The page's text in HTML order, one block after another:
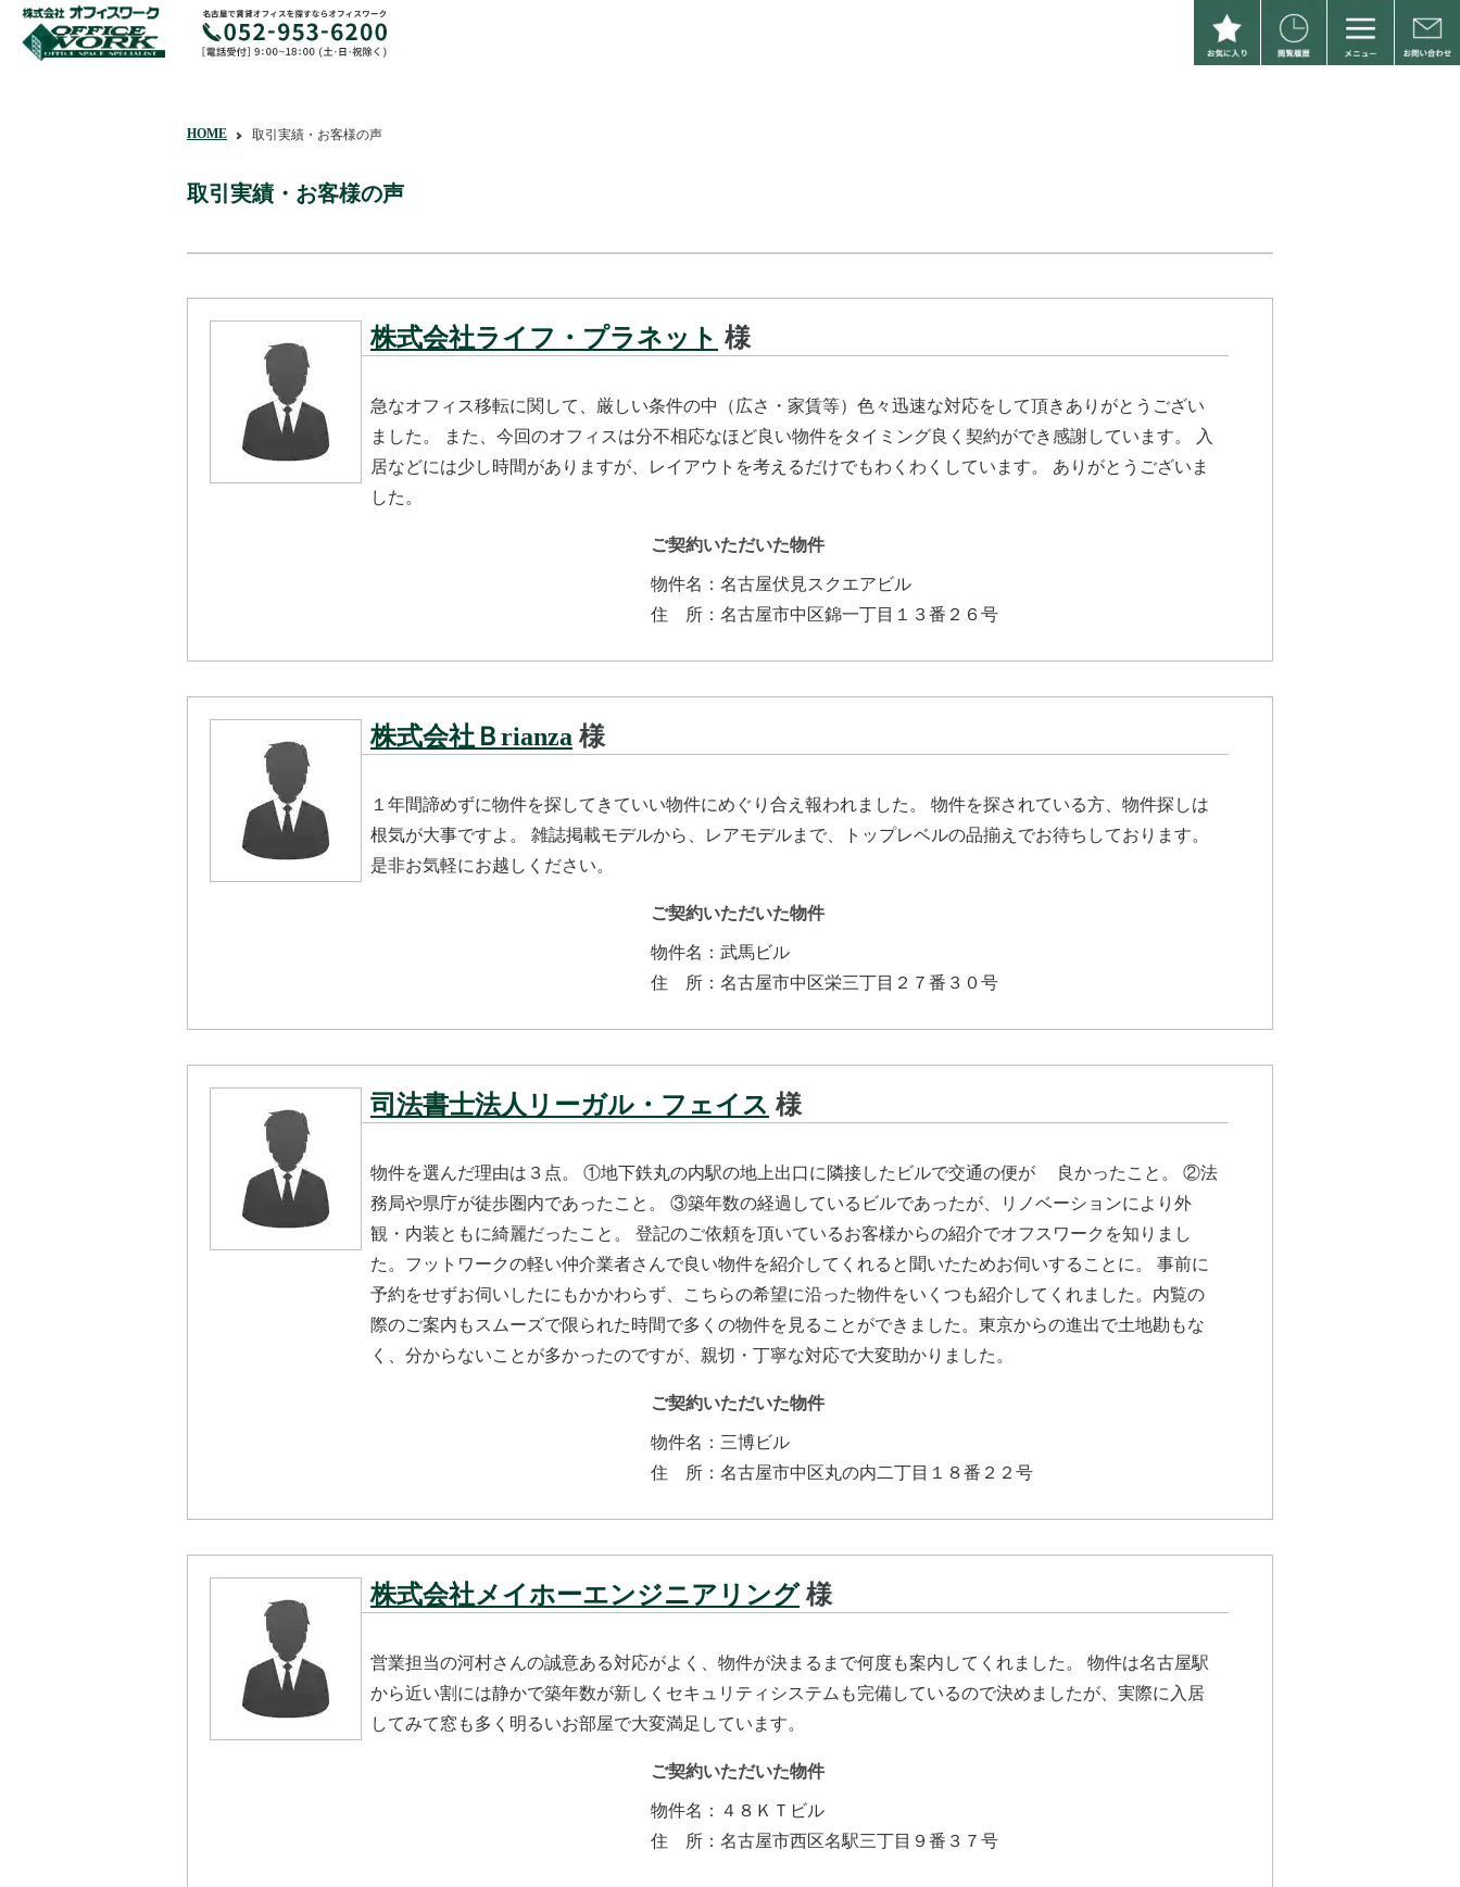
HOME 取引実績・お客様の声
取引実績・お客様の声
株式会社ライフ・プラネット 様
急なオフィス移転に関して、厳しい条件の中（広さ・家賃等）色々迅速な対応をして頂きありがとうござい
ました。 また、今回のオフィスは分不相応なほど良い物件をタイミング良く契約ができ感謝しています。 入
居などには少し時間がありますが、レイアウトを考えるだけでもわくわくしています。 ありがとうございま
した。
ご契約いただいた物件
物件名：名古屋伏見スクエアビル
住所
：名古屋市中区錦一丁目１３番２６号
株式会社Ｂrianza 様
１年間諦めずに物件を探してきていい物件にめぐり合え報われました。 物件を探されている方、物件探しは
根気が大事ですよ。 雑誌掲載モデルから、レアモデルまで、トップレベルの品揃えでお待ちしております。
是非お気軽にお越しください。
ご契約いただいた物件
物件名：武馬ビル
住所
：名古屋市中区栄三丁目２７番３０号
司法書士法人リーガル・フェイス 様
物件を選んだ理由は３点。 ①地下鉄丸の内駅の地上出口に隣接したビルで交通の便が 良かったこと。 ②法
務局や県庁が徒歩圏内であったこと。 ③築年数の経過しているビルであったが、リノベーションにより外
観・内装ともに綺麗だったこと。 登記のご依頼を頂いているお客様からの紹介でオフスワークを知りまし
た。フットワークの軽い仲介業者さんで良い物件を紹介してくれると聞いたためお伺いすることに。 事前に
予約をせずお伺いしたにもかかわらず、こちらの希望に沿った物件をいくつも紹介してくれました。内覧の
際のご案内もスムーズで限られた時間で多くの物件を見ることができました。東京からの進出で土地勘もな
く、分からないことが多かったのですが、親切・丁寧な対応で大変助かりました。
ご契約いただいた物件
物件名：三博ビル
住所
：名古屋市中区丸の内二丁目１８番２２号
株式会社メイホーエンジニアリング 様
営業担当の河村さんの誠意ある対応がよく、物件が決まるまで何度も案内してくれました。 物件は名古屋駅
から近い割には静かで築年数が新しくセキュリティシステムも完備しているので決めましたが、実際に入居
してみて窓も多く明るいお部屋で大変満足しています。
ご契約いただいた物件
物件名： ４８ＫＴビル
住所
：名古屋市西区名駅三丁目９番３７号